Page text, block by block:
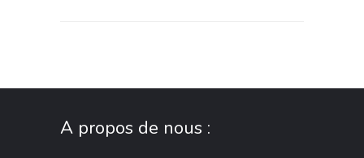
A propos de nous :